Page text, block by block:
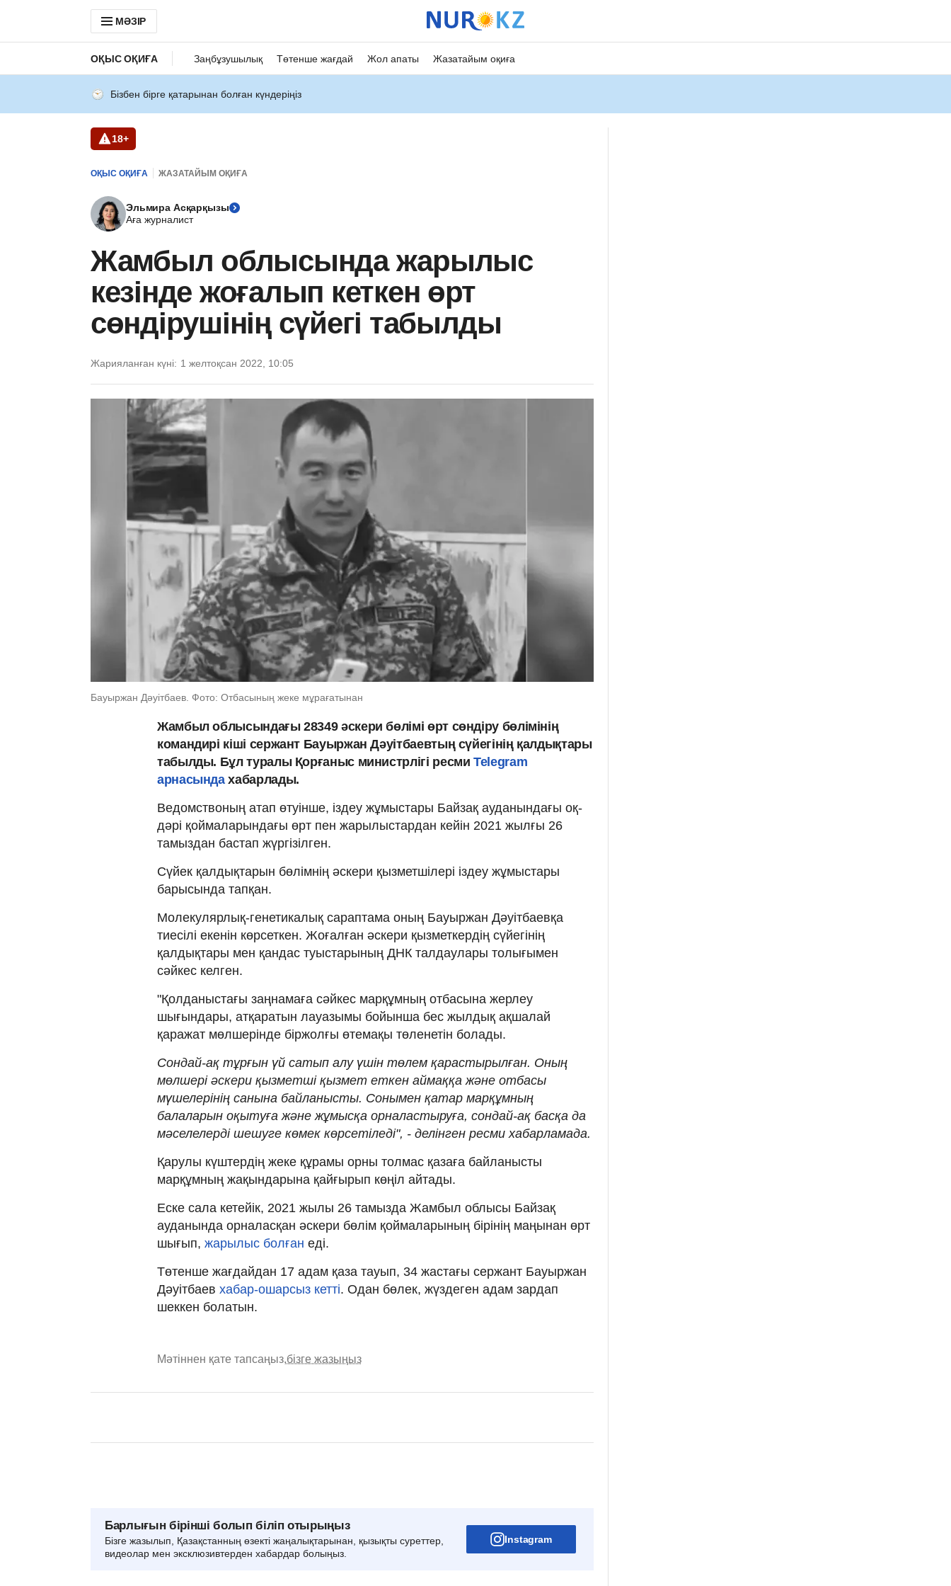
МӘЗІР
ОҚЫС ОҚИҒА Заңбұзушылық Төтенше жағдай Жол апаты Жазатайым оқиға
Бізбен бірге қатарынан болған күндеріңіз
18+
ОҚЫС ОҚИҒА ЖАЗАТАЙЫМ ОҚИҒА
Эльмира Асқарқызы
Аға журналист
Жамбыл облысында жарылыс
кезінде жоғалып кеткен өрт
сөндірушінің сүйегі табылды
Жарияланған күні: 1 желтоқсан 2022, 10:05
Бауыржан Дәуітбаев. Фото: Отбасының жеке мұрағатынан
Жамбыл облысындағы 28349 әскери бөлімі өрт сөндіру бөлімінің
командирі кіші сержант Бауыржан Дәуітбаевтың сүйегінің қалдықтары
табылды. Бұл туралы Қорғаныс министрлігі ресмиTelegram
арнасындахабарлады.
Ведомствоның атап өтуінше, іздеу жұмыстары Байзақ ауданындағы оқ-
дәрі қоймаларындағы өрт пен жарылыстардан кейін 2021 жылғы 26
тамыздан бастап жүргізілген.
Сүйек қалдықтарын бөлімнің әскери қызметшілері іздеу жұмыстары
барысында тапқан.
Молекулярлық-генетикалық сараптама оның Бауыржан Дәуітбаевқа
тиесілі екенін көрсеткен. Жоғалған әскери қызметкердің сүйегінің
қалдықтары мен қандас туыстарының ДНК талдаулары толығымен
сәйкес келген.
"Қолданыстағы заңнамаға сәйкес марқұмның отбасына жерлеу
шығындары, атқаратын лауазымы бойынша бес жылдық ақшалай
қаражат мөлшерінде біржолғы өтемақы төленетін болады.
Сондай-ақ тұрғын үй сатып алу үшін төлем қарастырылған. Оның
мөлшері әскери қызметші қызмет еткен аймаққа және отбасы
мүшелерінің санына байланысты. Сонымен қатар марқұмның
балаларын оқытуға және жұмысқа орналастыруға, сондай-ақ басқа да
мәселелерді шешуге көмек көрсетіледі", - делінген ресми хабарламада.
Қарулы күштердің жеке құрамы орны толмас қазаға байланысты
марқұмның жақындарына қайғырып көңіл айтады.
Еске сала кетейік, 2021 жылы 26 тамызда Жамбыл облысы Байзақ
ауданында орналасқан әскери бөлім қоймаларының бірінің маңынан өрт
шығып, жарылыс болған еді.
Төтенше жағдайдан 17 адам қаза тауып, 34 жастағы сержант Бауыржан
Дәуітбаев хабар-ошарсыз кетті. Одан бөлек, жүздеген адам зардап
шеккен болатын.
Мәтіннен қате тапсаңыз,бізге жазыңыз
Барлығын бірінші болып біліп отырыңыз
Бізге жазылып, Қазақстанның өзекті жаңалықтарынан, қызықты суреттер,
видеолар мен эксклюзивтерден хабардар болыңыз.
Instagram